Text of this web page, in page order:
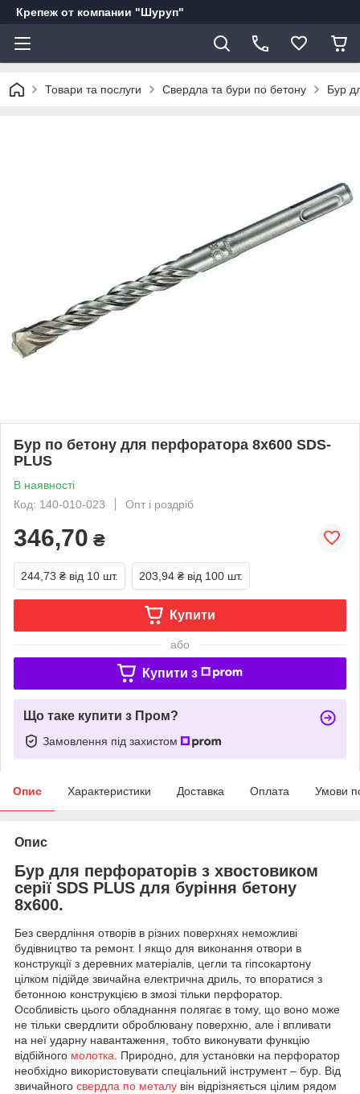
Крепеж от компании "Шуруп"
Товари та послуги Свердла та бури по бетону Бур
Бур по бетону для перфоратора 8х600 SDS-
PLUS
В наявності
Код: 140-010-023
Опт і роздріб
346,70 ₴
244,73 ₴ від 10 шт. 203,94 ₴ від 100 шт.
Купити
або
Купити з
Що таке купити з Пром?
Замовлення під захистом
Опис Характеристики Доставка Оплата Умови
Опис
Бур для перфораторів з хвостовиком
серії SDS PLUS для буріння бетону
8х600.
Без свердління отворів в різних поверхнях неможливі
будівництво та ремонт. І якщо для виконання отвори в
конструкції з деревних матеріалів, цегли та гіпсокартону
цілком підійде звичайна електрична дриль, то впоратися з
бетонною конструкцією в змозі тільки перфоратор.
Особливість цього обладнання полягає в тому, що воно може
не тільки свердлити оброблювану поверхню, але і впливати
на неї ударну навантаження, тобто виконувати функцію
відбійного молотка. Природно, для установки на перфоратор
необхідно використовувати спеціальний інструмент – бур. Від
звичайного свердла по металу він відрізняється цілим рядом